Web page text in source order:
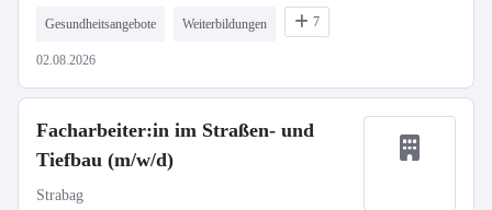
Gesundheitsangebote Weiterbildungen 7
02.08.2026
Facharbeiter:in im Straßen- und
Tiefbau (m/w/d)
Strabag